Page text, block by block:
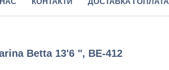
Betta 13'6 ", BE-412